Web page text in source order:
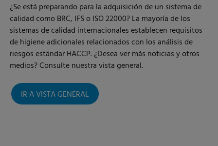
¿Se está preparando para la adquisición de un sistema de
calidad como BRC, IFS o ISO 22000? La mayoría de los
sistemas de calidad internacionales establecen requisitos
de higiene adicionales relacionados con los análisis de
riesgos estándar HACCP. ¿Desea ver más noticias y otros
medios? Consulte nuestra vista general.
IR A VISTA GENERAL